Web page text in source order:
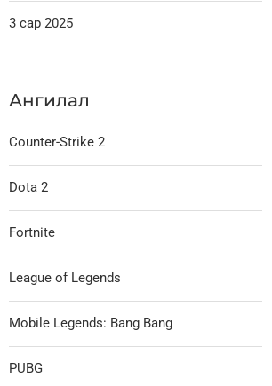
3 сар 2025
Ангилал
Counter-Strike 2
Dota 2
Fortnite
League of Legends
Mobile Legends: Bang Bang
PUBG